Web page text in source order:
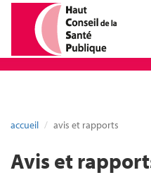
accueil avis et rapports
Avis et